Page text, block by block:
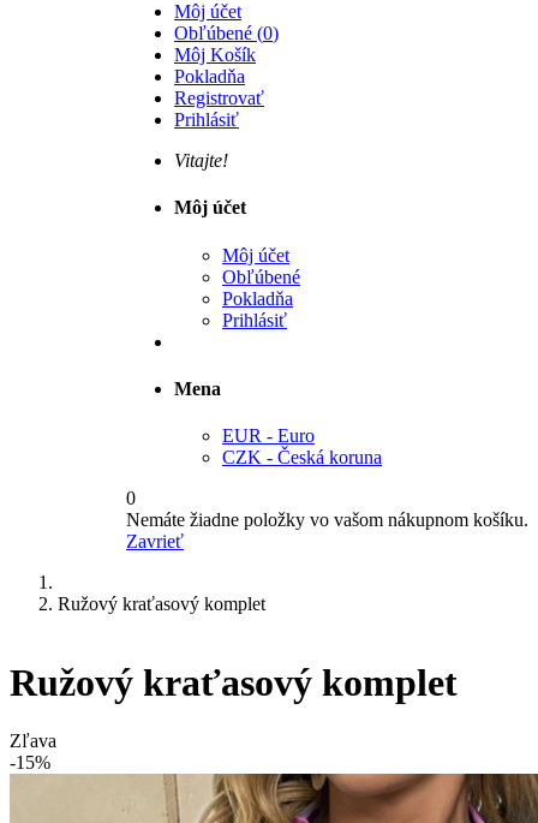
Môj účet
Obľúbené (0)
Môj Košík
Pokladňa
Registrovať
Prihlásiť
Vitajte!
Môj účet
Môj účet
Obľúbené
Pokladňa
Prihlásiť
Mena
EUR - Euro
CZK - Česká koruna
0
Nemáte žiadne položky vo vašom nákupnom košíku.
Zavrieť
Ružový kraťasový komplet
Ružový kraťasový komplet
Zľava
-15%